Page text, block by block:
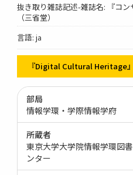
抜き取り雑誌記述-雑誌名: 『コン
（三省堂）
言語: ja
『Digital Cultural Heritage
部局
情報学環・学際情報学府
所蔵者
東京大学大学院情報学環図
ンター